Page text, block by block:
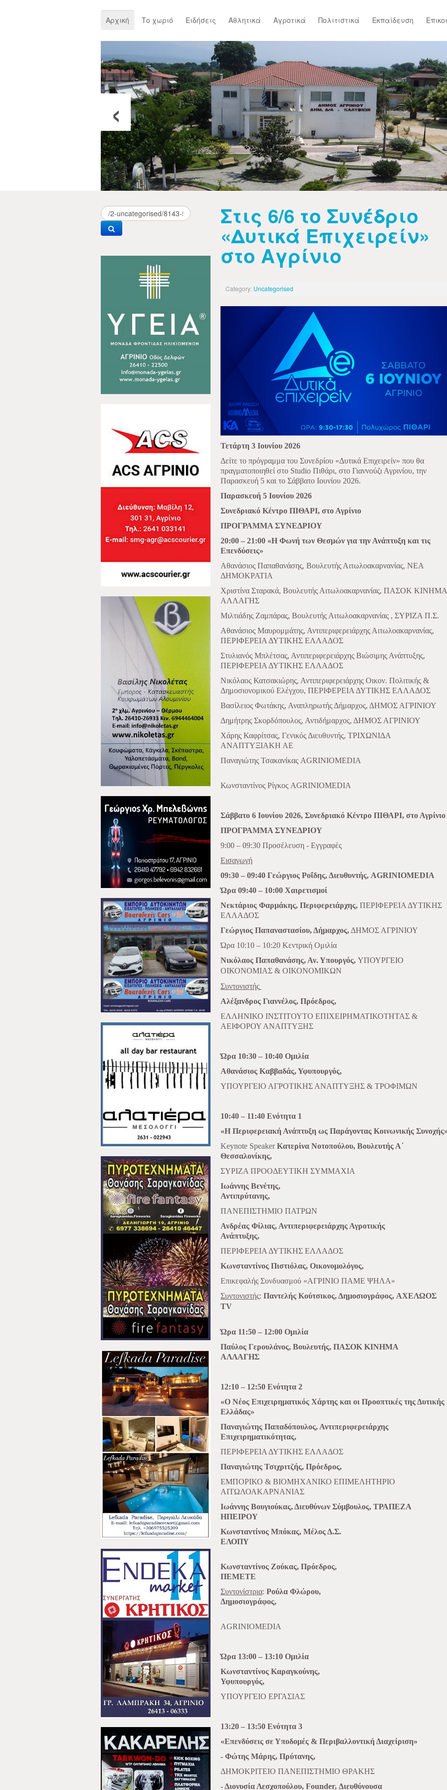
Αρχική Το χωριό Ειδήσεις Αθλητικά Αγροτικά Πολιτιστικά Εκπαίδευση
‹
Στις 6/6 το Συνέδριο
«Δυτικά Επιχειρείν»
στο Αγρίνιο
Category: Uncategorised
Τετάρτη 3 Ιουνίου 2026
Δείτε το πρόγραμμα του Συνεδρίου «Δυτικά Επιχειρείν» που θα
πραγματοποιηθεί στο Studio Πιθάρι, στο Γιαννούζι Αγρινίου, την
Παρασκευή 5 και το Σάββατο Ιουνίου 2026.
Παρασκευή 5 Ιουνίου 2026
Συνεδριακό Κέντρο ΠΙΘΑΡΙ, στο Αγρίνιο
ΠΡΟΓΡΑΜΜΑ ΣΥΝΕΔΡΙΟΥ
20:00 – 21:00 «Η Φωνή των Θεσμών για την Ανάπτυξη και τις
Επενδύσεις»
Αθανάσιος Παπαθανάσης, Βουλευτής Αιτωλοακαρνανίας, ΝΕΑ
ΔΗΜΟΚΡΑΤΙΑ
Χριστίνα Σταρακά, Βουλευτής Αιτωλοακαρνανίας, ΠΑΣΟΚ ΚΙΝΗΜΑ
ΑΛΛΑΓΗΣ
Μιλτιάδης Ζαμπάρας, Βουλευτής Αιτωλοακαρνανίας , ΣΥΡΙΖΑ Π.Σ.
Αθανάσιος Μαυρομμάτης, Αντιπεριφερειάρχης Αιτωλοακαρνανίας,
ΠΕΡΙΦΕΡΕΙΑ ΔΥΤΙΚΗΣ ΕΛΛΑΔΟΣ
Στυλιανός Μπλέτσας, Αντιπεριφερειάρχης Βιώσιμης Ανάπτυξης,
ΠΕΡΙΦΕΡΕΙΑ ΔΥΤΙΚΗΣ ΕΛΛΑΔΟΣ
Νικόλαος Κατσακιώρης, Αντιπεριφερειάρχης Οικον. Πολιτικής &
Δημοσιονομικού Ελέγχου, ΠΕΡΙΦΕΡΕΙΑ ΔΥΤΙΚΗΣ ΕΛΛΑΔΟΣ
Βασίλειος Φωτάκης, Αναπληρωτής Δήμαρχος, ΔΗΜΟΣ ΑΓΡΙΝΙΟΥ
Δημήτρης Σκορδόπουλος, Αντιδήμαρχος, ΔΗΜΟΣ ΑΓΡΙΝΙΟΥ
Χάρης Καφρίτσας, Γενικός Διευθυντής, ΤΡΙΧΩΝΙΔΑ
ΑΝΑΠΤΥΞΙΑΚΗ ΑΕ
Παναγιώτης Τσακανίκας AGRINIOMEDIA
Κωνσταντίνος Ρίγκος AGRINIOMEDIA
Σάββατο 6 Ιουνίου 2026, Συνεδριακό Κέντρο ΠΙΘΑΡΙ, στο Αγρίνιο
ΠΡΟΓΡΑΜΜΑ ΣΥΝΕΔΡΙΟΥ
9:00 – 09:30 Προσέλευση - Εγγραφές
Εισαγωγή
09:30 – 09:40 Γεώργιος Ροΐδης, Διευθυντής, AGRINIOMEDIA
Ώρα 09:40 – 10:00 Χαιρετισμοί
Νεκτάριος Φαρμάκης, Περιφερειάρχης, ΠΕΡΙΦΕΡΕΙΑ ΔΥΤΙΚΗΣ
ΕΛΛΑΔΟΣ
Γεώργιος Παπαναστασίου, Δήμαρχος, ΔΗΜΟΣ ΑΓΡΙΝΙΟΥ
Ώρα 10:10 – 10:20 Κεντρική Ομιλία
Νικόλαος Παπαθανάσης, Αν. Υπουργός, ΥΠΟΥΡΓΕΙΟ
ΟΙΚΟΝΟΜΙΑΣ & ΟΙΚΟΝΟΜΙΚΩΝ
Συντονιστής
Αλέξανδρος Γιαννέλος, Πρόεδρος,
ΕΛΛΗΝΙΚΟ ΙΝΣΤΙΤΟΥΤΟ ΕΠΙΧΕΙΡΗΜΑΤΙΚΟΤΗΤΑΣ &
ΑΕΙΦΟΡΟΥ ΑΝΑΠΤΥΞΗΣ
Ώρα 10:30 – 10:40 Ομιλία
Αθανάσιος Καββαδάς, Υφυπουργός,
ΥΠΟΥΡΓΕΙΟ ΑΓΡΟΤΙΚΗΣ ΑΝΑΠΤΥΞΗΣ & ΤΡΟΦΙΜΩΝ
10:40 – 11:40 Ενότητα 1
«Η Περιφερειακή Ανάπτυξη ως Παράγοντας Κοινωνικής
Keynote SpeakerΚατερίνα Νοτοπούλου, Βουλευτής Α΄
Θεσσαλονίκης,
ΣΥΡΙΖΑ ΠΡΟΟΔΕΥΤΙΚΗ ΣΥΜΜΑΧΙΑ
Ιωάννης Βενέτης,
Αντιπρύτανης,
ΠΑΝΕΠΙΣΤΗΜΙΟ ΠΑΤΡΩΝ
Ανδρέας Φίλιας, Αντιπεριφερειάρχης Αγροτικής
Ανάπτυξης,
ΠΕΡΙΦΕΡΕΙΑ ΔΥΤΙΚΗΣ ΕΛΛΑΔΟΣ
Κωνσταντίνος Πιστιόλας, Οικονομολόγος,
Επικεφαλής Συνδυασμού «ΑΓΡΙΝΙΟ ΠΑΜΕ ΨΗΛΑ»
Συντονιστής: Παντελής Κούτσικος, Δημοσιογράφος, ΑΧΕΛΩΟΣ
ΤV
Ώρα 11:50 – 12:00 Ομιλία
Παύλος Γερουλάνος, Βουλευτής, ΠΑΣΟΚ ΚΙΝΗΜΑ
ΑΛΛΑΓΗΣ
12:10 – 12:50 Ενότητα 2
«Ο Νέος Επιχειρηματικός Χάρτης και οι Προοπτικές της Δυτικής
Ελλάδας»
Παναγιώτης Παπαδόπουλος, Αντιπεριφερειάρχης
Επιχειρηματικότητας,
ΠΕΡΙΦΕΡΕΙΑ ΔΥΤΙΚΗΣ ΕΛΛΑΔΟΣ
Παναγιώτης Τσιχριτζής, Πρόεδρος,
ΕΜΠΟΡΙΚΟ & ΒΙΟΜΗΧΑΝΙΚΟ ΕΠΙΜΕΛΗΤΗΡΙΟ
ΑΙΤΩΛΟΑΚΑΡΝΑΝΙΑΣ
Ιωάννης Βουγιούκας, Διευθύνων Σύμβουλος, ΤΡΑΠΕΖΑ
ΗΠΕΙΡΟΥ
Κωνσταντίνος Μπόκας, Μέλος Δ.Σ.
ΕΛΟΠΥ
Κωνσταντίνος Ζούκας, Πρόεδρος,
ΠΕΜΕΤΕ
Συντονίστρια: Ρούλα Φλώρου,
Δημοσιογράφος,
AGRINIOMEDIA
Ώρα 13:00 – 13:10 Ομιλία
Κωνσταντίνος Καραγκούνης,
Υφυπουργός,
ΥΠΟΥΡΓΕΙΟ ΕΡΓΑΣΙΑΣ
13:20 – 13:50 Ενότητα 3
«Επενδύσεις σε Υποδομές & Περιβαλλοντική Διαχείριση»
- Φώτης Μάρης, Πρύτανης,
ΔΗΜΟΚΡΙΤΕΙΟ ΠΑΝΕΠΙΣΤΗΜΙΟ ΘΡΑΚΗΣ
- Διονυσία Λεσχοπούλου, Founder, Διευθύνουσα